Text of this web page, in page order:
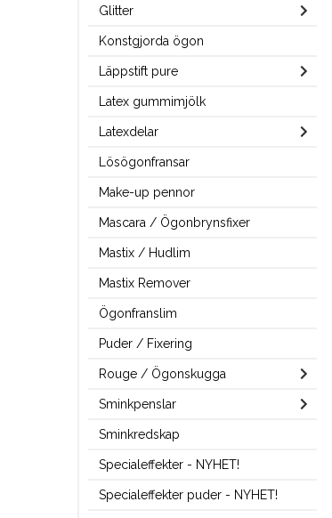
Glitter
Konstgjorda ögon
Läppstift pure
Latex gummimjölk
Latexdelar
Lösögonfransar
Make-up pennor
Mascara / Ögonbrynsfixer
Mastix / Hudlim
Mastix Remover
Ögonfranslim
Puder / Fixering
Rouge / Ögonskugga
Sminkpenslar
Sminkredskap
Specialeffekter - NYHET!
Specialeffekter puder - NYHET!